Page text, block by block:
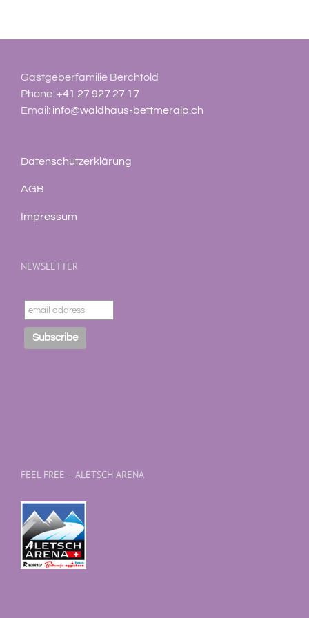
Gastgeberfamilie Berchtold
Phone:+41 27 927 27 17
Email: info@waldhaus-bettmeralp.ch
Datenschutzerklärung
AGB
Impressum
NEWSLETTER
FEEL FREE – ALETSCH ARENA